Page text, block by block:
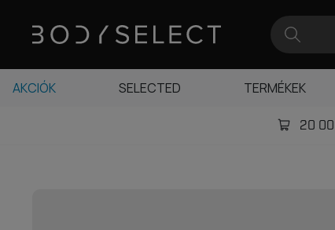
20
AKCIÓK SELECTED TERMÉKEK